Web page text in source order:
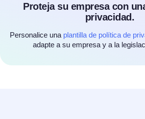
Proteja su empresa con
privacidad.
Personalice una plantilla de política de
adapte a su empresa y a la